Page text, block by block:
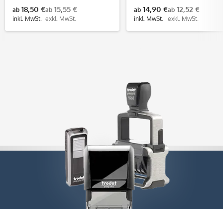
(Pfeilgröße 400x160 mm)
ab 18,50 €
inkl. MwSt.
ab 15,55 €
exkl. MwSt.
ab 14,90 €
inkl. MwSt.
ab 12,52 €
exkl. MwSt.